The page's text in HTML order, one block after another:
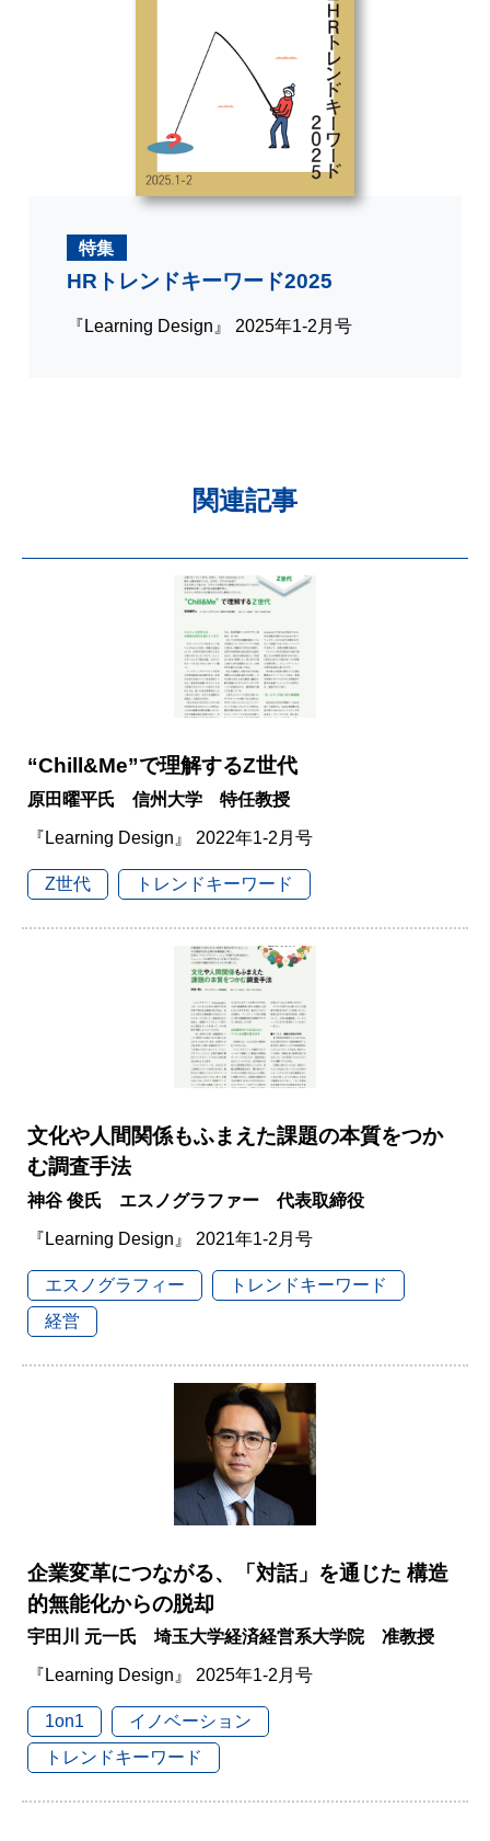
特集
HRトレンドキーワード2025
『Learning Design』 2025年1-2月号
関連記事
“Chill&Me”で理解するZ世代
原田曜平氏 信州大学 特任教授
『Learning Design』 2022年1-2月号
Z世代 トレンドキーワード
文化や人間関係もふまえた課題の本質をつか
む調査手法
神谷 俊氏 エスノグラファー 代表取締役
『Learning Design』 2021年1-2月号
エスノグラフィー
トレンドキーワード
経営
企業変革につながる、「対話」を通じた 構造
的無能化からの脱却
宇田川 元一氏 埼玉大学経済経営系大学院 准教授
『Learning Design』 2025年1-2月号
1on1
イノベーション
トレンドキーワード